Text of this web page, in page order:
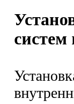
систем